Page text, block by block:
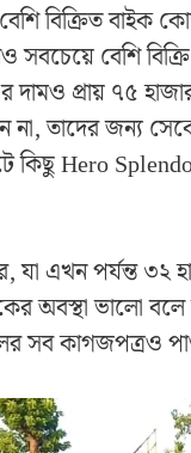
বিক্রিত বাইক
বেশি বিক্রি
প্রায় ৭৫
তাদের জন্য
Hero
যা এখন পর্যন্ত ৩২
অবস্থা ভালো
সব কাগজপত্রও